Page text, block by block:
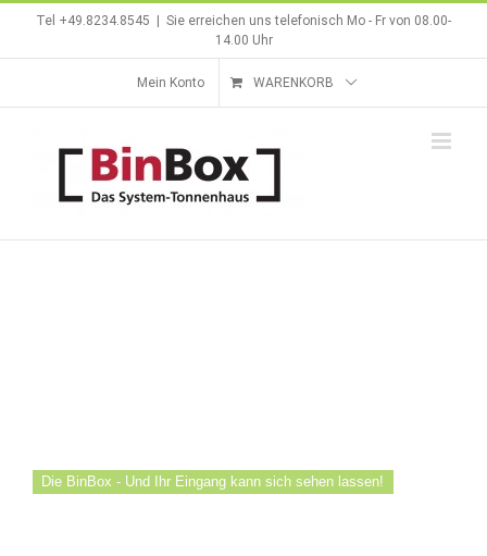
Tel +49.8234.8545
Sie erreichen uns telefonisch Mo - Fr von 08.00-
14.00 Uhr
Mein Konto WARENKORB
Die BinBox - Und Ihr Eingang kann sich sehen lassen!